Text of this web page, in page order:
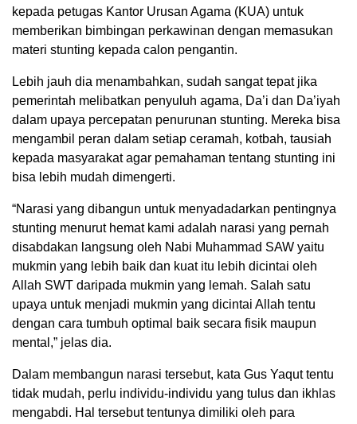
kepada petugas Kantor Urusan Agama (KUA) untuk
memberikan bimbingan perkawinan dengan memasukan
materi stunting kepada calon pengantin.
Lebih jauh dia menambahkan, sudah sangat tepat jika
pemerintah melibatkan penyuluh agama, Da’i dan Da’iyah
dalam upaya percepatan penurunan stunting. Mereka bisa
mengambil peran dalam setiap ceramah, kotbah, tausiah
kepada masyarakat agar pemahaman tentang stunting ini
bisa lebih mudah dimengerti.
“Narasi yang dibangun untuk menyadadarkan pentingnya
stunting menurut hemat kami adalah narasi yang pernah
disabdakan langsung oleh Nabi Muhammad SAW yaitu
mukmin yang lebih baik dan kuat itu lebih dicintai oleh
Allah SWT daripada mukmin yang lemah. Salah satu
upaya untuk menjadi mukmin yang dicintai Allah tentu
dengan cara tumbuh optimal baik secara fisik maupun
mental,” jelas dia.
Dalam membangun narasi tersebut, kata Gus Yaqut tentu
tidak mudah, perlu individu-individu yang tulus dan ikhlas
mengabdi. Hal tersebut tentunya dimiliki oleh para